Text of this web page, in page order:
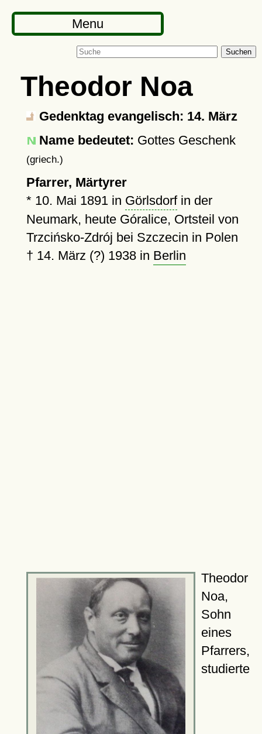
Menu
Suchen
Theodor Noa
Gedenktag evangelisch: 14. März
Name bedeutet: Gottes Geschenk
(griech.)
Pfarrer, Märtyrer
* 10. Mai 1891in Görlsdorfin der
Neumark, heute Góralice, Ortsteil von
Trzcińsko-Zdrój bei Szczecin in Polen
† 14. März (?) 1938in Berlin
Theodor
Noa,
Sohn
eines
Pfarrers,
studierte